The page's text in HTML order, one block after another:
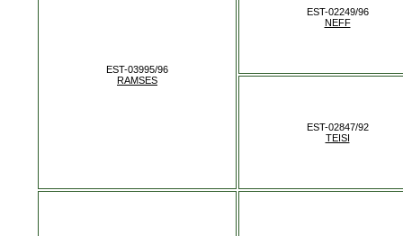
EST-03995/96
RAMSES
EST-02249/96
NEFF
EST-02847/92
TEISI